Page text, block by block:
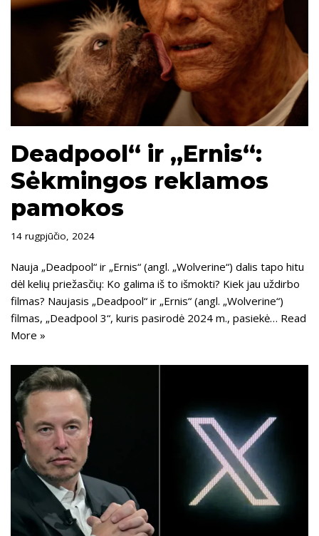
Deadpool“ ir „Ernis“:
Sėkmingos reklamos
pamokos
14 rugpjūčio, 2024
Nauja „Deadpool“ ir „Ernis“ (angl. „Wolverine“) dalis tapo hitu
dėl kelių priežasčių: Ko galima iš to išmokti? Kiek jau uždirbo
filmas? Naujasis „Deadpool“ ir „Ernis“ (angl. „Wolverine“)
filmas, „Deadpool 3“, kuris pasirodė 2024 m., pasiekė… Read
More »